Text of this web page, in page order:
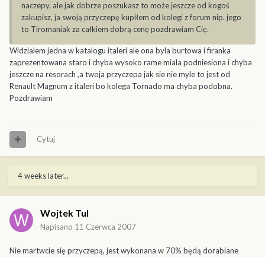
naczepy, ale jak dobrze poszukasz to może jeszcze od kogoś
zakupisz, ja swoją przyczepę kupiłem od kolegi z forum nip. jego
to Tiromaniak za całkiem dobrą cenę pozdrawiam Cię.
Widzialem jedna w katalogu italeri ale ona byla burtowa i firanka
zaprezentowana staro i chyba wysoko rame miala podniesiona i chyba
jeszcze na resorach ,a twoja przyczepa jak sie nie myle to jest od
Renault Magnum z italeri bo kolega Tornado ma chyba podobna.
Pozdrawiam
Cytuj
4 weeks later...
Wojtek Tul
Napisano 11 Czerwca 2007
Nie martwcie się przyczepą, jest wykonana w 70% będą dorabiane